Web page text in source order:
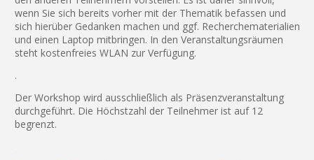
wenn Sie sich bereits vorher mit der Thematik befassen und
sich hierüber Gedanken machen und ggf. Recherchematerialien
und einen Laptop mitbringen. In den Veranstaltungsräumen
steht kostenfreies WLAN zur Verfügung.
.
Der Workshop wird ausschließlich als Präsenzveranstaltung
durchgeführt. Die Höchstzahl der Teilnehmer ist auf 12
begrenzt.